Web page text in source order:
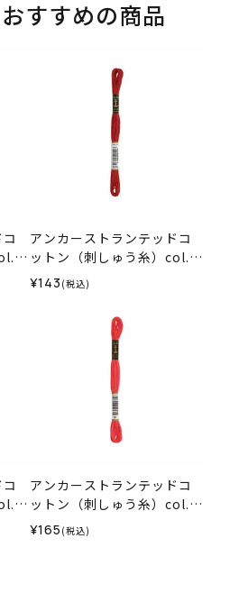
すすめの商品
アンカーストランテッドコ
ットン（刺しゅう糸）col.1
014
¥143 (税込)
アンカーストランテッドコ
ットン（刺しゅう糸）col.0
035
¥165 (税込)